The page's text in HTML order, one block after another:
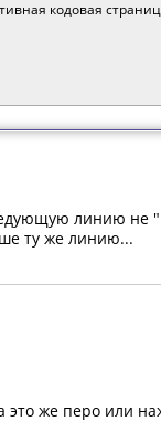
кодовая
линию не
ту же линию...
это же перо или